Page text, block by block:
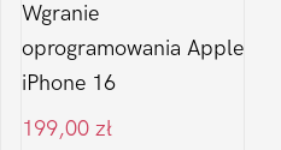
Wgranie
oprogramowania Apple
iPhone 16
199,00 zł